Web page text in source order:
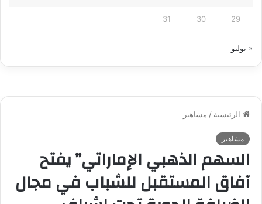
29
30
31
« يوليو